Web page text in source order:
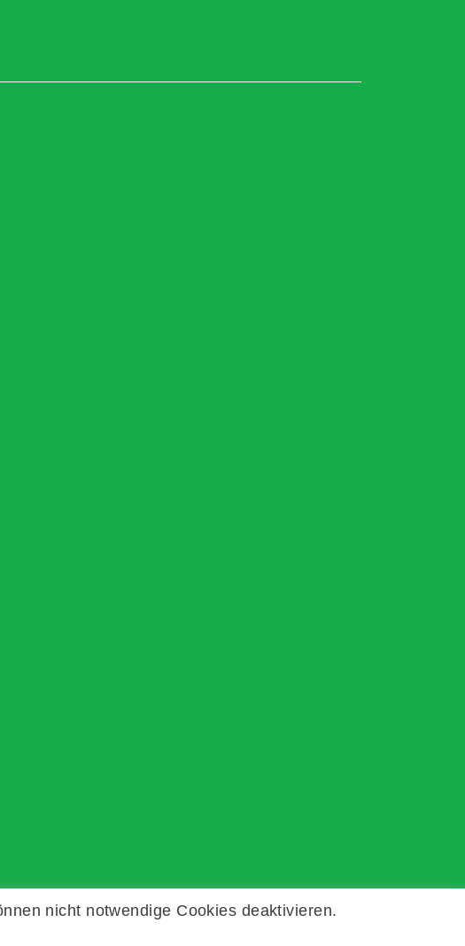
nicht notwendige Cookies deaktivieren.